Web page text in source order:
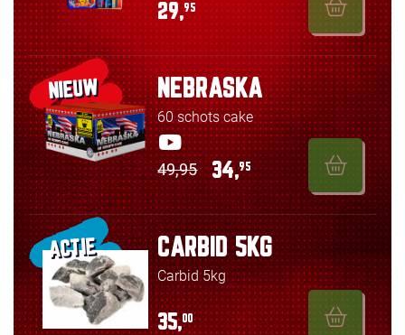
29,95
NIEUW NEBRASKA
60 schots cake
49,95 34,95
ACTIE CARBID 5KG
Carbid 5kg
35,00